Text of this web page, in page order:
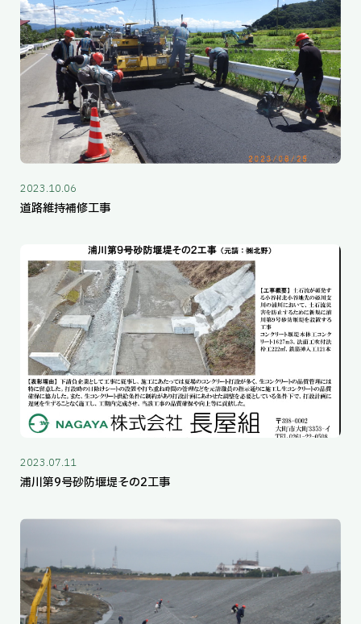
2023.10.06
道路維持補修工事
2023.07.11
浦川第9号砂防堰堤その2工事